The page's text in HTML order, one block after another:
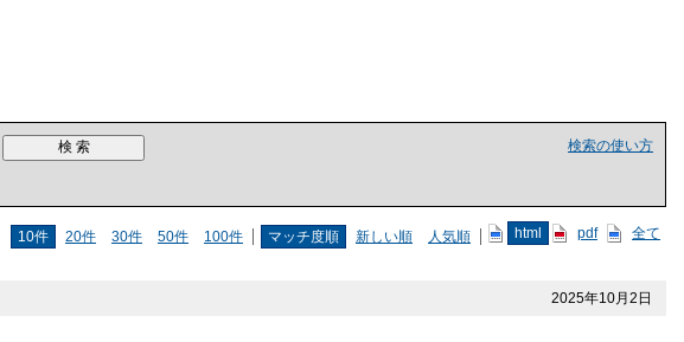
検索の使い方
10件 20件 30件 50件 100件 マッチ度順 新しい順 人気順 html pdf 全て
2025年10月2日